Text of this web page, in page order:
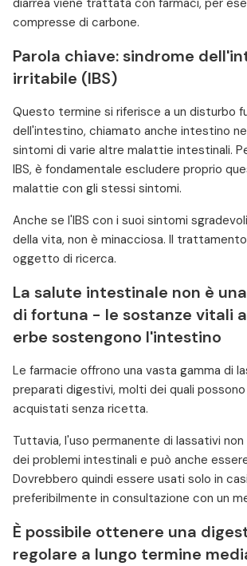
diarrea viene trattata con farmaci, per
compresse di carbone.
Parola chiave: sindrome
irritabile (IBS)
Questo termine si riferisce a un disturbo
dell'intestino, chiamato anche intestino
sintomi di varie altre malattie intestinali.
IBS, è fondamentale escludere proprio
malattie con gli stessi sintomi.
Anche se l'IBS con i suoi sintomi
della vita, non è minacciosa. Il
oggetto di ricerca.
La salute intestinale non è
di fortuna - le sostanze vitali
erbe sostengono l'intestino
Le farmacie offrono una vasta gamma di
preparati digestivi, molti dei quali
acquistati senza ricetta.
Tuttavia, l'uso permanente di lassativi non
dei problemi intestinali e può anche
Dovrebbero quindi essere usati solo in
preferibilmente in consultazione con un
È possibile ottenere una
regolare a lungo termine